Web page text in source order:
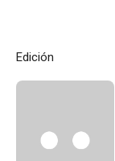
Edición